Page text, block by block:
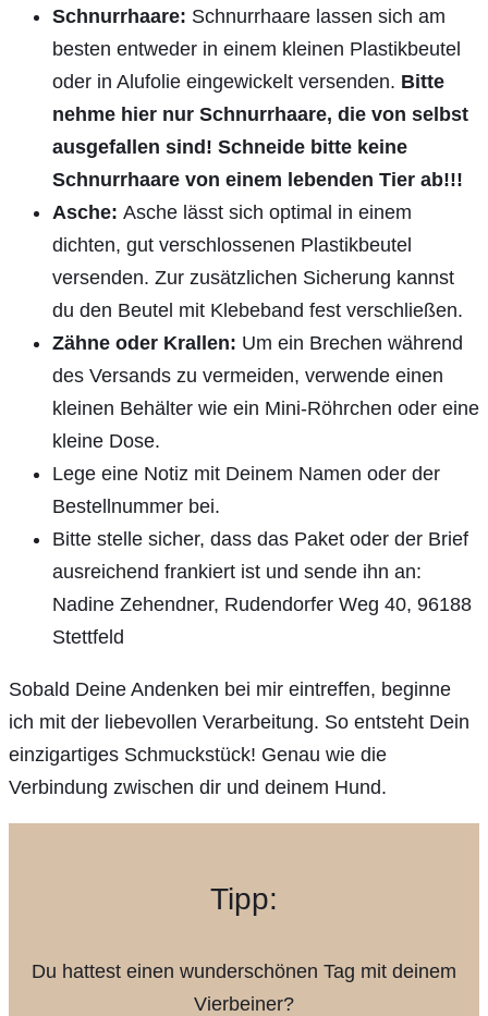
Schnurrhaare: Schnurrhaare lassen sich am
besten entweder in einem kleinen Plastikbeutel
oder in Alufolie eingewickelt versenden. Bitte
nehme hier nur Schnurrhaare, die von selbst
ausgefallen sind! Schneide bitte keine
Schnurrhaare von einem lebenden Tier ab!!!
Asche: Asche lässt sich optimal in einem
dichten, gut verschlossenen Plastikbeutel
versenden. Zur zusätzlichen Sicherung kannst
du den Beutel mit Klebeband fest verschließen.
Zähne oder Krallen: Um ein Brechen während
des Versands zu vermeiden, verwende einen
kleinen Behälter wie ein Mini-Röhrchen oder eine
kleine Dose.
Lege eine Notiz mit Deinem Namen oder der
Bestellnummer bei.
Bitte stelle sicher, dass das Paket oder der Brief
ausreichend frankiert ist und sende ihn an:
Nadine Zehendner, Rudendorfer Weg 40, 96188
Stettfeld
Sobald Deine Andenken bei mir eintreffen, beginne
ich mit der liebevollen Verarbeitung. So entsteht Dein
einzigartiges Schmuckstück! Genau wie die
Verbindung zwischen dir und deinem Hund.
Tipp:
Du hattest einen wunderschönen Tag mit deinem
Vierbeiner?